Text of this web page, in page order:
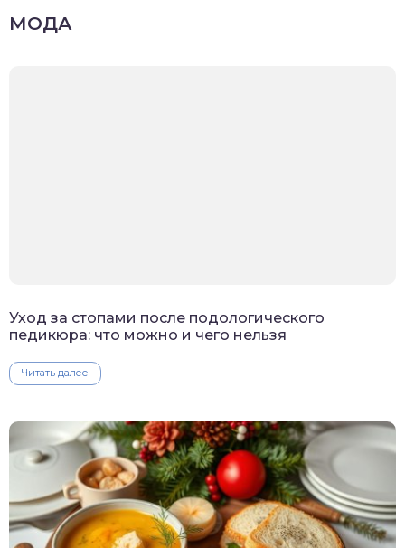
МОДА
Уход за стопами после подологического
педикюра: что можно и чего нельзя
Читать далее